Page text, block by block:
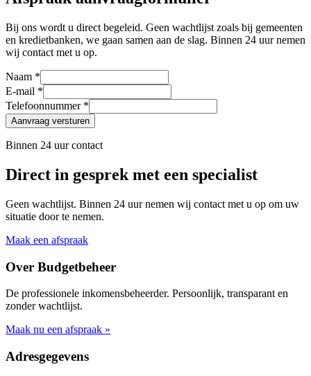
Bij ons wordt u direct begeleid. Geen wachtlijst zoals bij gemeenten
en kredietbanken, we gaan samen aan de slag. Binnen 24 uur nemen
wij contact met u op.
Naam *
E-mail *
Telefoonnummer *
Aanvraag versturen
Binnen 24 uur contact
Direct in gesprek met een specialist
Geen wachtlijst. Binnen 24 uur nemen wij contact met u op om uw
situatie door te nemen.
Maak een afspraak
Over Budgetbeheer
De professionele inkomensbeheerder. Persoonlijk, transparant en
zonder wachtlijst.
Maak nu een afspraak »
Adresgegevens